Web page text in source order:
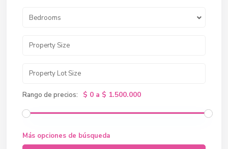
Bedrooms
Rango de precios: $ 0 a $ 1.500.000
Más opciones de búsqueda